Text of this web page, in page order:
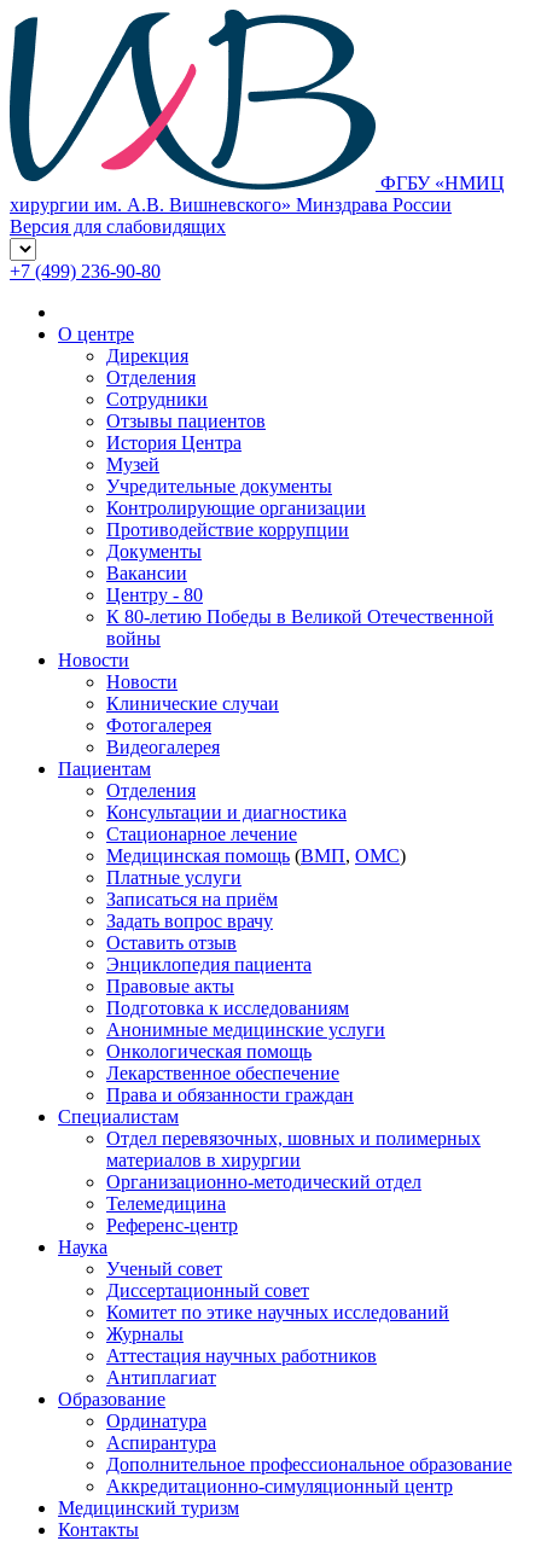
ФГБУ «НМИЦ
хирургии им. А.В. Вишневского» Минздрава России
Версия для слабовидящих
+7 (499) 236-90-80
О центре
Дирекция
Отделения
Сотрудники
Отзывы пациентов
История Центра
Музей
Учредительные документы
Контролирующие организации
Противодействие коррупции
Документы
Вакансии
Центру - 80
К 80-летию Победы в Великой Отечественной
войны
Новости
Новости
Клинические случаи
Фотогалерея
Видеогалерея
Пациентам
Отделения
Консультации и диагностика
Стационарное лечение
Медицинская помощь (ВМП, ОМС)
Платные услуги
Записаться на приём
Задать вопрос врачу
Оставить отзыв
Энциклопедия пациента
Правовые акты
Подготовка к исследованиям
Анонимные медицинские услуги
Онкологическая помощь
Лекарственное обеспечение
Права и обязанности граждан
Специалистам
Отдел перевязочных, шовных и полимерных
материалов в хирургии
Организационно-методический отдел
Телемедицина
Референс-центр
Наука
Ученый совет
Диссертационный совет
Комитет по этике научных исследований
Журналы
Аттестация научных работников
Антиплагиат
Образование
Ординатура
Аспирантура
Дополнительное профессиональное образование
Аккредитационно-симуляционный центр
Медицинский туризм
Контакты